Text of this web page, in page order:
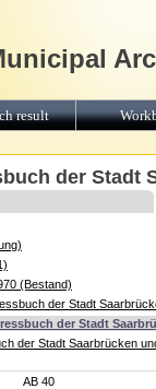
der Stadt
(Bestand)
der Stadt
der Stadt
der Stadt Saarbrücken
AB 40
result